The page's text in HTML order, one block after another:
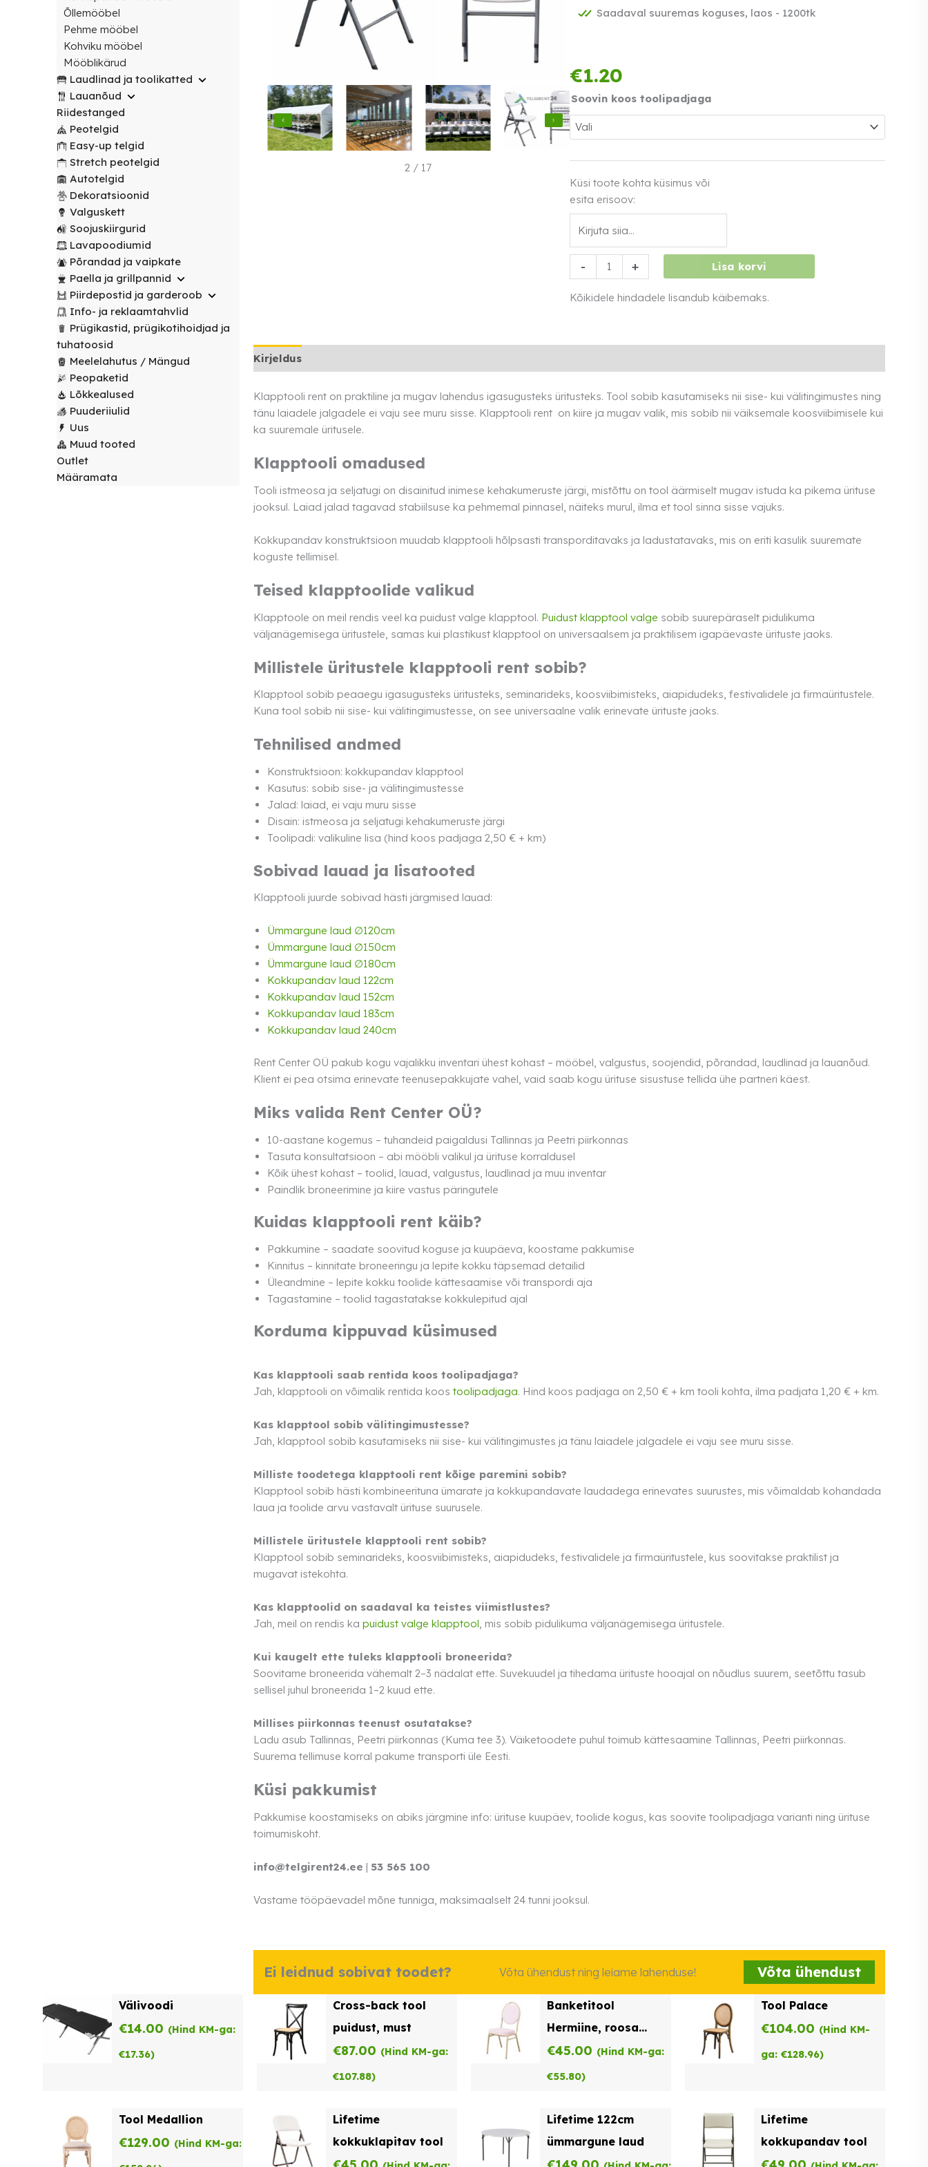
Peomööbel
Laudlinad
toolikatted
Ümmargused
laudlinad
Kandilised
Toolikatted
Servjetid ja
kaunistused
Valgustus
Valguskett POPULAARNE
Lauanõud
Lavapoodiumid
Mängud ja
meelelahutus
Muud
renditooted
Peopaketid
Prügikastid
lähemalt
Peomööbel
transpordikärud
Laudlinad
toolikatted
Ümmargused
laudlinad
Kandilised
Toolikatted
Prügikastid
Riidestanged
Meelelahutus
PuuderiiulidÕllemööbel
Pehme mööbel
Kohviku mööbel
Mööblikärud
Laudlinad ja toolikatted
Lauanõud
Riidestanged
Peotelgid
Easy-up telgid
Stretch peotelgid
Autotelgid
Dekoratsioonid
Valguskett
Soojuskiirgurid
Lavapoodiumid
Põrandad ja vaipkate
Paella ja grillpannid
Piirdepostid ja garderoob
Info- ja reklaamtahvlid
Prügikastid, prügikotihoidjad ja
tuhatoosid
Meelelahutus / Mängud
Peopaketid
Lõkkealused
Puuderiiulid
Uus
Muud tooted
Outlet
Määramata
2 / 17
Saadaval suuremas koguses, laos - 1200tk
€1.20
Soovin koos toolipadjaga
Küsi toote kohta küsimus või
esita erisoov:
-
Klapptooli
rent
kogus
+ Lisa korvi
Kõikidele hindadele lisandub käibemaks.
Kirjeldus
Klapptooli rent on praktiline ja mugav lahendus igasugusteks üritusteks. Tool sobib kasutamiseks nii sise- kui välitingimustes ning
tänu laiadele jalgadele ei vaju see muru sisse. Klapptooli rent on kiire ja mugav valik, mis sobib nii väiksemale koosviibimisele kui
ka suuremale üritusele.
Klapptooli omadused
Tooli istmeosa ja seljatugi on disainitud inimese kehakumeruste järgi, mistõttu on tool äärmiselt mugav istuda ka pikema ürituse
jooksul. Laiad jalad tagavad stabiilsuse ka pehmemal pinnasel, näiteks murul, ilma et tool sinna sisse vajuks.
Kokkupandav konstruktsioon muudab klapptooli hõlpsasti transporditavaks ja ladustatavaks, mis on eriti kasulik suuremate
koguste tellimisel.
Teised klapptoolide valikud
Klapptoole on meil rendis veel ka puidust valge klapptool. Puidust klapptool valge sobib suurepäraselt pidulikuma
väljanägemisega üritustele, samas kui plastikust klapptool on universaalsem ja praktilisem igapäevaste ürituste jaoks.
Millistele üritustele klapptooli rent sobib?
Klapptool sobib peaaegu igasugusteks üritusteks, seminarideks, koosviibimisteks, aiapidudeks, festivalidele ja firmaüritustele.
Kuna tool sobib nii sise- kui välitingimustesse, on see universaalne valik erinevate ürituste jaoks.
Tehnilised andmed
Konstruktsioon: kokkupandav klapptool
Kasutus: sobib sise- ja välitingimustesse
Jalad: laiad, ei vaju muru sisse
Disain: istmeosa ja seljatugi kehakumeruste järgi
Toolipadi: valikuline lisa (hind koos padjaga 2,50 € + km)
Sobivad lauad ja lisatooted
Klapptooli juurde sobivad hästi järgmised lauad:
Ümmargune laud ∅120cm
Ümmargune laud ∅150cm
Ümmargune laud ∅180cm
Kokkupandav laud 122cm
Kokkupandav laud 152cm
Kokkupandav laud 183cm
Kokkupandav laud 240cm
Rent Center OÜ pakub kogu vajalikku inventari ühest kohast – mööbel, valgustus, soojendid, põrandad, laudlinad ja lauanõud.
Klient ei pea otsima erinevate teenusepakkujate vahel, vaid saab kogu ürituse sisustuse tellida ühe partneri käest.
Miks valida Rent Center OÜ?
10-aastane kogemus – tuhandeid paigaldusi Tallinnas ja Peetri piirkonnas
Tasuta konsultatsioon – abi mööbli valikul ja ürituse korraldusel
Kõik ühest kohast – toolid, lauad, valgustus, laudlinad ja muu inventar
Paindlik broneerimine ja kiire vastus päringutele
Kuidas klapptooli rent käib?
Pakkumine – saadate soovitud koguse ja kuupäeva, koostame pakkumise
Kinnitus – kinnitate broneeringu ja lepite kokku täpsemad detailid
Üleandmine – lepite kokku toolide kättesaamise või transpordi aja
Tagastamine – toolid tagastatakse kokkulepitud ajal
Korduma kippuvad küsimused
Kas klapptooli saab rentida koos toolipadjaga?
Jah, klapptooli on võimalik rentida koos toolipadjaga. Hind koos padjaga on 2,50 € + km tooli kohta, ilma padjata 1,20 € + km.
Kas klapptool sobib välitingimustesse?
Jah, klapptool sobib kasutamiseks nii sise- kui välitingimustes ja tänu laiadele jalgadele ei vaju see muru sisse.
Milliste toodetega klapptooli rent kõige paremini sobib?
Klapptool sobib hästi kombineerituna ümarate ja kokkupandavate laudadega erinevates suurustes, mis võimaldab kohandada
laua ja toolide arvu vastavalt ürituse suurusele.
Millistele üritustele klapptooli rent sobib?
Klapptool sobib seminarideks, koosviibimisteks, aiapidudeks, festivalidele ja firmaüritustele, kus soovitakse praktilist ja
mugavat istekohta.
Kas klapptoolid on saadaval ka teistes viimistlustes?
Jah, meil on rendis ka puidust valge klapptool, mis sobib pidulikuma väljanägemisega üritustele.
Kui kaugelt ette tuleks klapptooli broneerida?
Soovitame broneerida vähemalt 2–3 nädalat ette. Suvekuudel ja tihedama ürituste hooajal on nõudlus suurem, seetõttu tasub
sellisel juhul broneerida 1–2 kuud ette.
Millises piirkonnas teenust osutatakse?
Ladu asub Tallinnas, Peetri piirkonnas (Kuma tee 3). Väiketoodete puhul toimub kättesaamine Tallinnas, Peetri piirkonnas.
Suurema tellimuse korral pakume transporti üle Eesti.
Küsi pakkumist
Pakkumise koostamiseks on abiks järgmine info: ürituse kuupäev, toolide kogus, kas soovite toolipadjaga varianti ning ürituse
toimumiskoht.
info@telgirent24.ee | 53 565 100
Vastame tööpäevadel mõne tunniga, maksimaalselt 24 tunni jooksul.
Ei leidnud sobivat toodet? Võta ühendust ning leiame lahenduse! Võta ühendust
Välivoodi
€14.00 (Hind KM-ga:
€17.36)
Cross-back tool
puidust, must
€87.00 (Hind KM-ga:
€107.88)
Banketitool
Hermiine, roosa
samet
€45.00 (Hind KM-ga:
€55.80)
Tool Palace
€104.00 (Hind KM-
ga: €128.96)
Tool Medallion
€129.00 (Hind KM-ga:
Lifetime
kokkuklapitav tool
Lifetime 122cm
ümmargune laud
Lifetime
kokkupandav tool